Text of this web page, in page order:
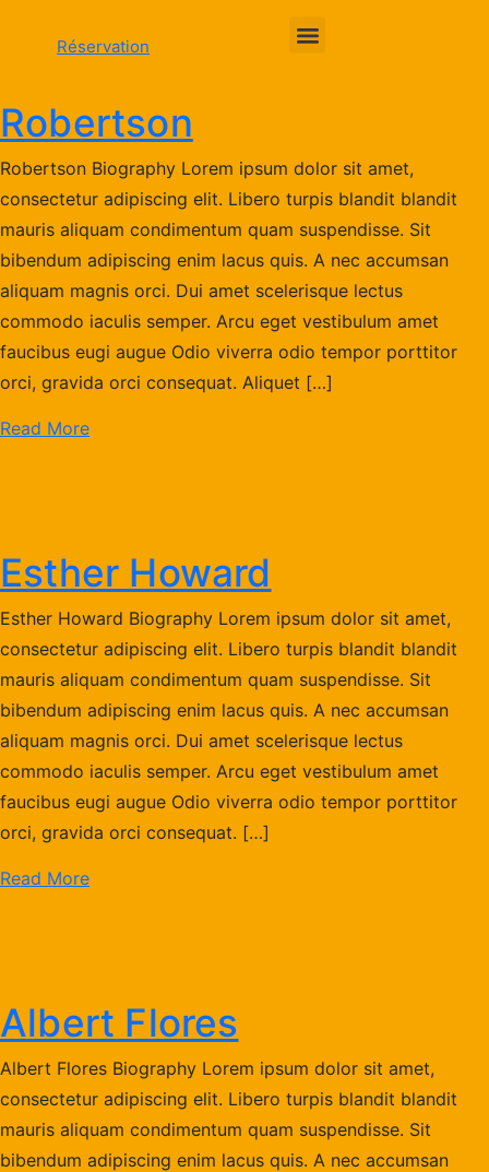
Les balades
Privatisation
Le bateau
Infos pratiques
Contact
Réservation
Robertson
Robertson Biography Lorem ipsum dolor sit amet,
consectetur adipiscing elit. Libero turpis blandit blandit
mauris aliquam condimentum quam suspendisse. Sit
bibendum adipiscing enim lacus quis. A nec accumsan
aliquam magnis orci. Dui amet scelerisque lectus
commodo iaculis semper. Arcu eget vestibulum amet
faucibus eugi augue Odio viverra odio tempor porttitor
orci, gravida orci consequat. Aliquet […]
Read More
Esther Howard
Esther Howard Biography Lorem ipsum dolor sit amet,
consectetur adipiscing elit. Libero turpis blandit blandit
mauris aliquam condimentum quam suspendisse. Sit
bibendum adipiscing enim lacus quis. A nec accumsan
aliquam magnis orci. Dui amet scelerisque lectus
commodo iaculis semper. Arcu eget vestibulum amet
faucibus eugi augue Odio viverra odio tempor porttitor
orci, gravida orci consequat. […]
Read More
Albert Flores
Albert Flores Biography Lorem ipsum dolor sit amet,
consectetur adipiscing elit. Libero turpis blandit blandit
mauris aliquam condimentum quam suspendisse. Sit
bibendum adipiscing enim lacus quis. A nec accumsan